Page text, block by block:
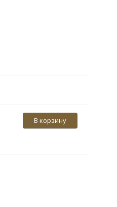
В корзину